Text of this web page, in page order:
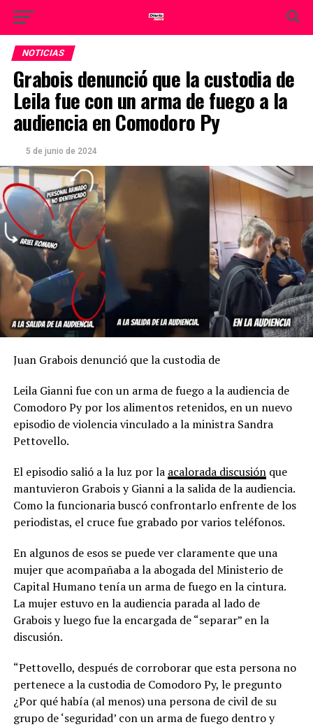
NOTICIAS
Grabois denunció que la custodia de
Leila fue con un arma de fuego a la
audiencia en Comodoro Py
5 de junio de 2024
Juan Grabois denunció que la custodia de
Leila Gianni fue con un arma de fuego a la audiencia de
Comodoro Py por los alimentos retenidos, en un nuevo
episodio de violencia vinculado a la ministra Sandra
Pettovello.
El episodio salió a la luz por la acalorada discusiónque
mantuvieron Grabois y Gianni a la salida de la audiencia.
Como la funcionaria buscó confrontarlo enfrente de los
periodistas, el cruce fue grabado por varios teléfonos.
En algunos de esos se puede ver claramente que una
mujer que acompañaba a la abogada del Ministerio de
Capital Humano tenía un arma de fuego en la cintura.
La mujer estuvo en la audiencia parada al lado de
Grabois y luego fue la encargada de “separar” en la
discusión.
“Pettovello, después de corroborar que esta persona no
pertenece a la custodia de Comodoro Py, le pregunto
¿Por qué había (al menos) una persona de civil de su
grupo de ‘seguridad’ con un arma de fuego dentro y